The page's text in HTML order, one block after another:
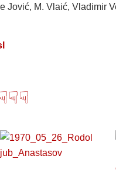
Jović, M. Vlaić, Vladimir